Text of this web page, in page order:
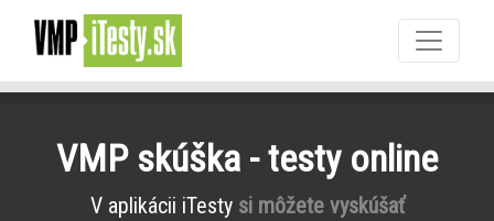
VMP skúška - testy online
V aplikácii iTesty si môžete vyskúšať